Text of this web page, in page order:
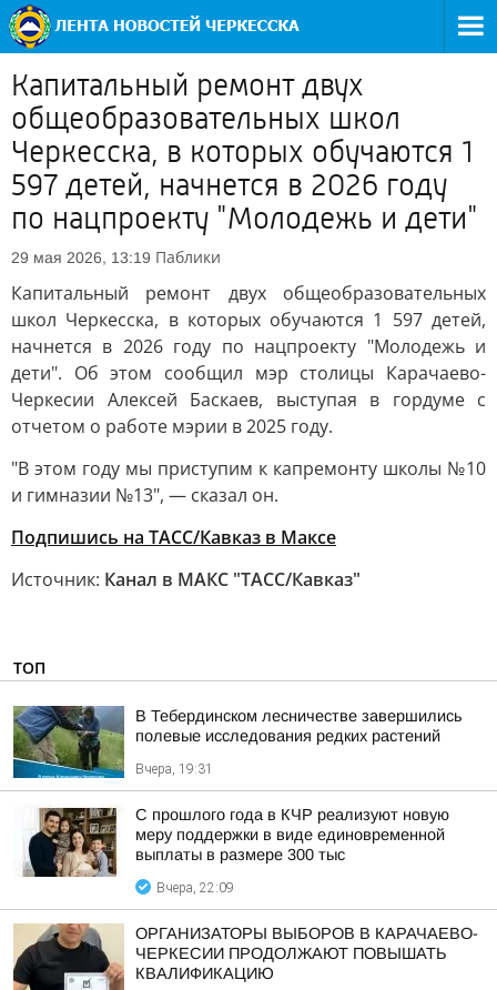
Капитальный ремонт двух
общеобразовательных школ
Черкесска, в которых обучаются 1
597 детей, начнется в 2026 году
по нацпроекту "Молодежь и дети"
29 мая 2026, 13:19 Паблики
Капитальный ремонт двух общеобразовательных
школ Черкесска, в которых обучаются 1 597 детей,
начнется в 2026 году по нацпроекту "Молодежь и
дети". Об этом сообщил мэр столицы Карачаево-
Черкесии Алексей Баскаев, выступая в гордуме с
отчетом о работе мэрии в 2025 году.
"В этом году мы приступим к капремонту школы №10
и гимназии №13", — сказал он.
Подпишись на ТАСС/Кавказ в Максе
Источник: Канал в МАКС "ТАСС/Кавказ"
ТОП
В Тебердинском лесничестве завершились
полевые исследования редких растений
Вчера, 19:31
С прошлого года в КЧР реализуют новую
меру поддержки в виде единовременной
выплаты в размере 300 тыс
Вчера, 22:09
ОРГАНИЗАТОРЫ ВЫБОРОВ В КАРАЧАЕВО-
ЧЕРКЕСИИ ПРОДОЛЖАЮТ ПОВЫШАТЬ
КВАЛИФИКАЦИЮ